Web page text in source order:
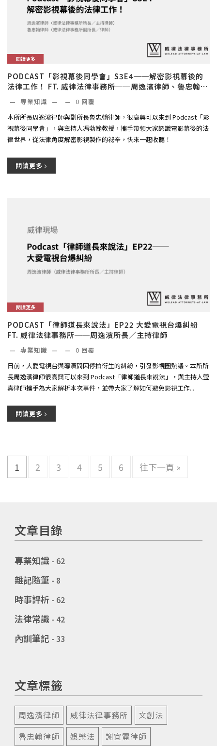
閱讀更多
PODCAST「影視幕後同學會」S3E4──解密影視幕後的
法律工作！ FT. 威律法律事務所──周逸濱律師、魯忠翰律
— 專業知識 — — 0 回覆
本所所長周逸濱律師與副所長魯忠翰律師，很高興可以來到 Podcast「影
視幕後同學會」，與主持人馮勃翰教授，攜手帶領大家認識電影幕後的法
律世界，從法律角度解密影視製作的祕辛，快來一起收聽！
閱讀更多
閱讀更多
PODCAST「律師道長來說法」EP22 大愛電視台爆糾紛
FT. 威律法律事務所──周逸濱所長／主持律師
— 專業知識 — — 0 回覆
日前，大愛電視台與導演間因停拍衍生的糾紛，引發影視圈熱議。本所所
長周逸濱律師很高興可以來到 Podcast「律師道長來說法」，與主持人瑩
真律師攜手為大家解析本次事件，並帶大家了解如何避免影視工作...
閱讀更多
1 2 3 4 5 6 往下一頁 »
文章目錄
專業知識 - 62
雜記隨筆 - 8
時事評析 - 62
法律常識 - 42
內訓筆記 - 33
文章標籤
周逸濱律師 威律法律事務所
文創法
魯忠翰律師
娛樂法
謝宜霓律師